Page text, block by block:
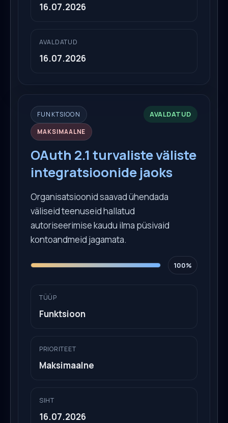
16.07.2026
AVALDATUD
16.07.2026
FUNKTSIOON
MAKSIMAALNE
AVALDATUD
OAuth 2.1 turvaliste väliste
integratsioonide jaoks
Organisatsioonid saavad ühendada
väliseid teenuseid hallatud
autoriseerimise kaudu ilma püsivaid
kontoandmeid jagamata.
100%
TÜÜP
Funktsioon
PRIORITEET
Maksimaalne
SIHT
16.07.2026